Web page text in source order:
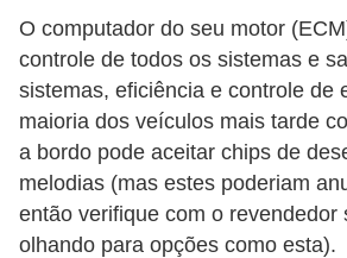
O computador do seu motor
controle de todos os sistemas e
sistemas, eficiência e controle de
maioria dos veículos mais tarde
a bordo pode aceitar chips de
melodias (mas estes poderiam
então verifique com o revendedor
olhando para opções como esta).